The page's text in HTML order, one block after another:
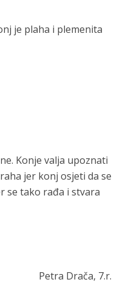
je plaha i plemenita
Konje valja upoznati
jer konj osjeti da se
se tako rađa i stvara
Petra Drača, 7.r.